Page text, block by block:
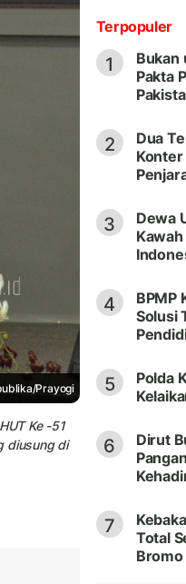
Prayogi
Ke -51
diusung di
Terpopuler
1
Bukan
Pakta
2
Dua
Konter
3
Dewa
4
BPMP
Solusi
5
Polda
6
Dirut
7
Total
Bromo